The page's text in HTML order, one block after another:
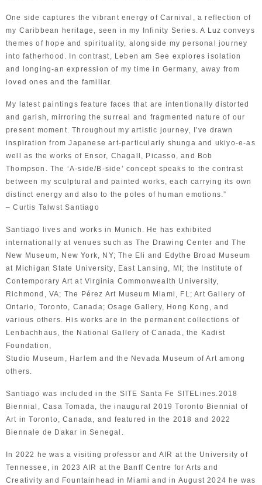
One side captures the vibrant energy of Carnival, a reflection of
my Caribbean heritage, seen in my Infinity Series. A Luz conveys
themes of hope and spirituality, alongside my personal journey
into fatherhood. In contrast, Leben am See explores isolation
and longing-an expression of my time in Germany, away from
loved ones and the familiar.
My latest paintings feature faces that are intentionally distorted
and garish, mirroring the surreal and fragmented nature of our
present moment. Throughout my artistic journey, I’ve drawn
inspiration from Japanese art-particularly shunga and ukiyo-e-as
well as the works of Ensor, Chagall, Picasso, and Bob
Thompson. The ‘A-side/B-side’ concept speaks to the contrast
between my sculptural and painted works, each carrying its own
distinct energy and also to the poles of human emotions.”
– Curtis Talwst Santiago
Santiago lives and works in Munich. He has exhibited
internationally at venues such as The Drawing Center and The
New Museum, New York, NY; The Eli and Edythe Broad Museum
at Michigan State University, East Lansing, MI; the Institute of
Contemporary Art at Virginia Commonwealth University,
Richmond, VA; The Pérez Art Museum Miami, FL; Art Gallery of
Ontario, Toronto, Canada; Osage Gallery, Hong Kong, and
various others. His works are in the permanent collections of
Lenbachhaus, the National Gallery of Canada, the Kadist
Foundation,
Studio Museum, Harlem and the Nevada Museum of Art among
others.
Santiago was included in the SITE Santa Fe SITELines.2018
Biennial, Casa Tomada, the inaugural 2019 Toronto Biennial of
Art in Toronto, Canada, and featured in the 2018 and 2022
Biennale de Dakar in Senegal.
In 2022 he was a visiting professor and AIR at the University of
Tennessee, in 2023 AIR at the Banff Centre for Arts and
Creativity and Fountainhead in Miami and in August 2024 he was